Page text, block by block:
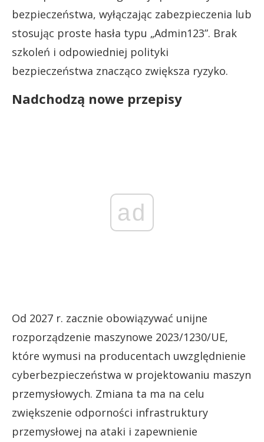
bezpieczeństwa, wyłączając zabezpieczenia lub
stosując proste hasła typu „Admin123”. Brak
szkoleń i odpowiedniej polityki
bezpieczeństwa znacząco zwiększa ryzyko.
Nadchodzą nowe przepisy
ad
Od 2027 r. zacznie obowiązywać unijne
rozporządzenie maszynowe 2023/1230/UE,
które wymusi na producentach uwzględnienie
cyberbezpieczeństwa w projektowaniu maszyn
przemysłowych. Zmiana ta ma na celu
zwiększenie odporności infrastruktury
przemysłowej na ataki i zapewnienie